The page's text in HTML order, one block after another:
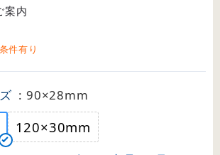
案内
件有り
: 90×28mm
120×30mm